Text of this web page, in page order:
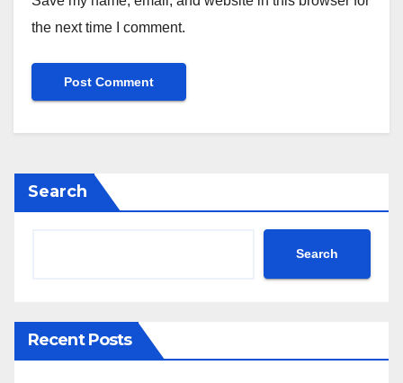
the next time I comment.
Search
Search
Recent Posts